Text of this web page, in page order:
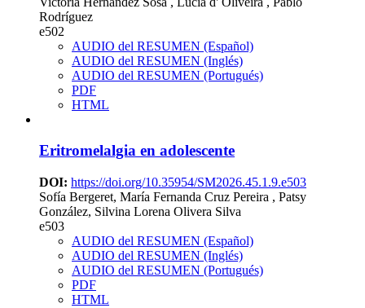
Rodríguez
e502
AUDIO del RESUMEN (Español)
AUDIO del RESUMEN (Inglés)
AUDIO del RESUMEN (Portugués)
PDF
HTML
Eritromelalgia en adolescente
DOI: https://doi.org/10.35954/SM2026.45.1.9.e503
Sofía Bergeret, María Fernanda Cruz Pereira , Patsy
González, Silvina Lorena Olivera Silva
e503
AUDIO del RESUMEN (Español)
AUDIO del RESUMEN (Inglés)
AUDIO del RESUMEN (Portugués)
PDF
HTML